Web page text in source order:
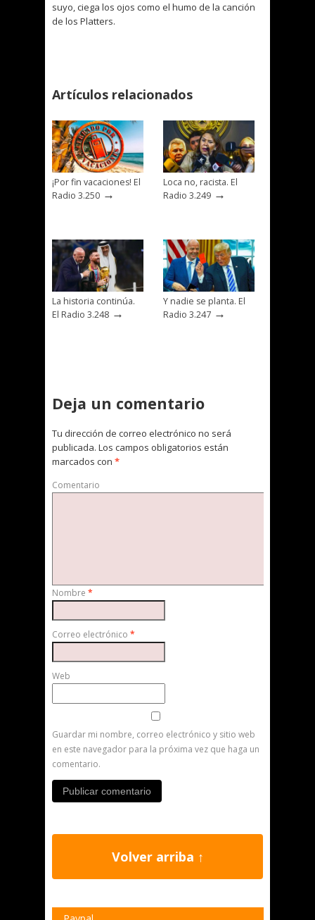
suyo, ciega los ojos como el humo de la canción
de los Platters.
Artículos relacionados
¡Por fin vacaciones! El
Radio 3.250 →
Loca no, racista. El
Radio 3.249 →
La historia continúa.
El Radio 3.248 →
Y nadie se planta. El
Radio 3.247 →
Deja un comentario
Tu dirección de correo electrónico no será
publicada. Los campos obligatorios están
marcados con *
Comentario
Nombre *
Correo electrónico *
Web
Guardar mi nombre, correo electrónico y sitio web
en este navegador para la próxima vez que haga un
comentario.
Volver arriba ↑